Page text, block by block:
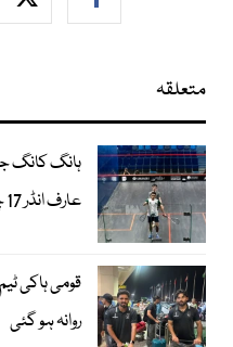
متعلقہ
ہانگ کانگ
عارف انڈر 17 چیمپیئن بن گئے
قومی ہاکی
روانہ ہو گئی